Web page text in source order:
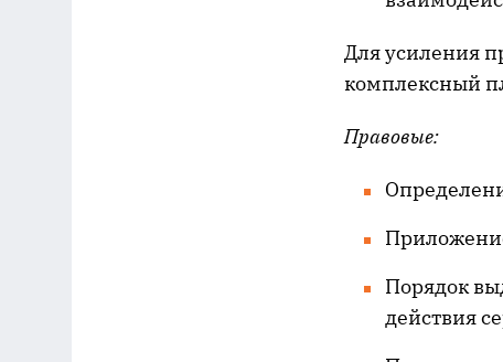
Для усиления
комплексный
Правовые:
Порядок
действия